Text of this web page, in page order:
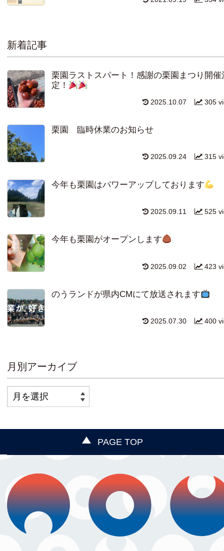
新着記事
栗園ラストスパート！感謝の栗園まつり開催
定！
305
2025.10.07
栗園 臨時休業のお知らせ
315
2025.09.24
今年も栗園はパワーアップしております
525
2025.09.11
今年も栗園がオープンします
423
2025.09.02
のうランドが県内CMにて放送されます
400
2025.07.30
月別アーカイブ
PAGE TOP